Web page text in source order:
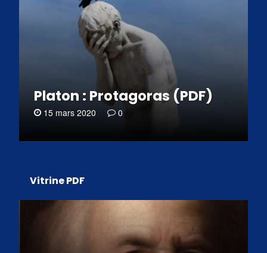
Platon : Protagoras (PDF)
15 mars 2020 0
Vitrine PDF